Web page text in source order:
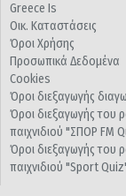
Greece Is
Οικ. Καταστάσεις
Όροι Χρήσης
Προσωπικά Δεδομένα
Cookies
Όροι διεξαγωγής
Όροι διεξαγωγής του
παιχνιδιού "ΣΠΟΡ FM
Όροι διεξαγωγής του
παιχνιδιού "Sport